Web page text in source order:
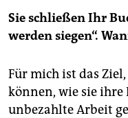
Sie schließen Ihr
werden siegen“.
Für mich ist das
können, wie sie
unbezahlte Arbeit